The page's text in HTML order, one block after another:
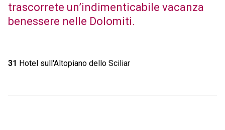
trascorrete un’indimenticabile vacanza
benessere nelle Dolomiti.
31 Hotel sull'Altopiano dello Sciliar